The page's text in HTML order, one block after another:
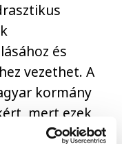
és
vezethet. A
kormány
mert ezek
a